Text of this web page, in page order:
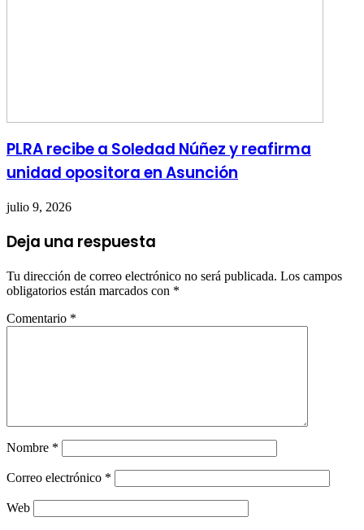
PLRA recibe a Soledad Núñez y reafirma
unidad opositora en Asunción
julio 9, 2026
Deja una respuesta
Tu dirección de correo electrónico no será publicada. Los campos
obligatorios están marcados con *
Comentario *
Nombre *
Correo electrónico *
Web